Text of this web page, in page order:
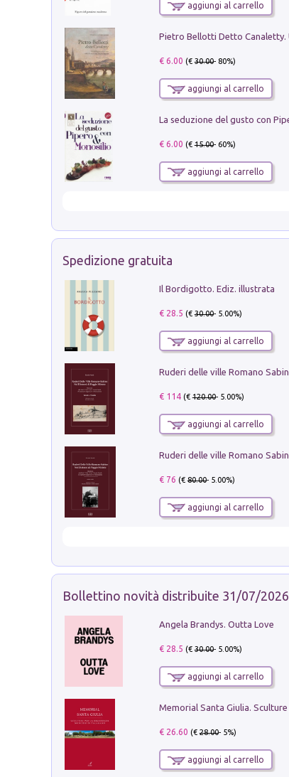
aggiungi al carrello
€ 6.00 (€30.00- 80%)
aggiungi al carrello
€ 6.00 (€15.00- 60%)
aggiungi al carrello
Spedizione gratuita
Il Bordigotto. Ediz. illustrata
€ 28.5 (€30.00- 5.00%)
aggiungi al carrello
€ 114(€120.00- 5.00%)
aggiungi al carrello
€ 76 (€80.00- 5.00%)
aggiungi al carrello
Bollettino novità distribuite 31/07/2026
Angela Brandys. Outta Love
€ 28.5 (€30.00- 5.00%)
aggiungi al carrello
€ 26.60 (€28.00- 5%)
aggiungi al carrello